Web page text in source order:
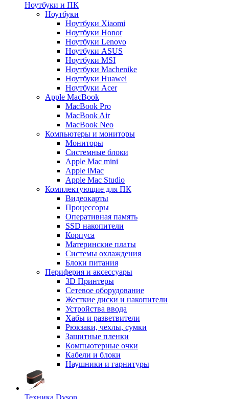
Ноутбуки и ПК
Ноутбуки
Ноутбуки Xiaomi
Ноутбуки Honor
Ноутбуки Lenovo
Ноутбуки ASUS
Ноутбуки MSI
Ноутбуки Machenike
Ноутбуки Huawei
Ноутбуки Acer
Apple MacBook
MacBook Pro
MacBook Air
MacBook Neo
Компьютеры и мониторы
Мониторы
Системные блоки
Apple Mac mini
Apple iMac
Apple Mac Studio
Комплектующие для ПК
Видеокарты
Процессоры
Оперативная память
SSD накопители
Корпуса
Материнские платы
Системы охлаждения
Блоки питания
Периферия и аксессуары
3D Принтеры
Сетевое оборудование
Жесткие диски и накопители
Устройства ввода
Хабы и разветвители
Рюкзаки, чехлы, сумки
Защитные пленки
Компьютерные очки
Кабели и блоки
Наушники и гарнитуры
Техника Dyson